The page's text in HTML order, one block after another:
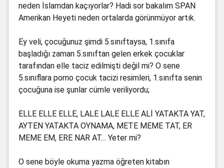
neden İslamdan kaçıyorlar? Hadi sor bakalım SPAN
Amerikan Heyeti neden ortalarda görünmüyor artık.
Ey veli, çocuğunuz şimdi 5.sınıftaysa, 1.sınıfa
başladığı zaman 5.sınıftan gelen erkek çocuklar
tarafından elle taciz edilmişti değil mi? O sene
5.sınıflara porno çocuk tacizi resimleri, 1.sınıfta senin
çocuğuna ise şunlar cümle veriliyordu;
ELLE ELLE ELLE, LALE LALE ELLE ALİ YATAKTA YAT,
AYTEN YATAKTA OYNAMA, METE MEME TAT, ER
MEME EM, ERE NAR AT… Yeter mi?
O sene böyle okuma yazma öğreten kitabın